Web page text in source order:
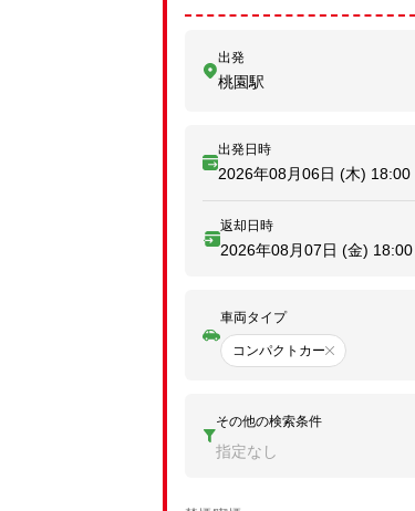
出発
桃園駅
出発日時
2026年08月06日 (木) 18:00
返却日時
2026年08月07日 (金) 18:00
車両タイプ
コンパクトカー
その他の検索条件
指定なし